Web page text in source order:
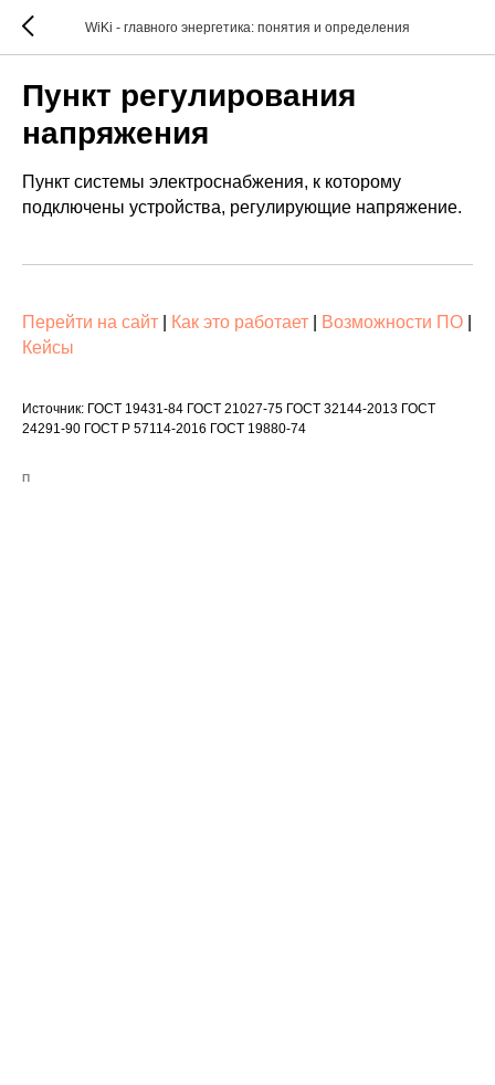
WiKi - главного энергетика: понятия и определения
Пункт регулирования
напряжения
Пункт системы электроснабжения, к которому
подключены устройства, регулирующие напряжение.
Перейти на сайт Как это работает Возможности ПО
Кейсы
Источник: ГОСТ 19431-84 ГОСТ 21027-75 ГОСТ 32144-2013 ГОСТ
24291-90 ГОСТ Р 57114-2016 ГОСТ 19880-74
П